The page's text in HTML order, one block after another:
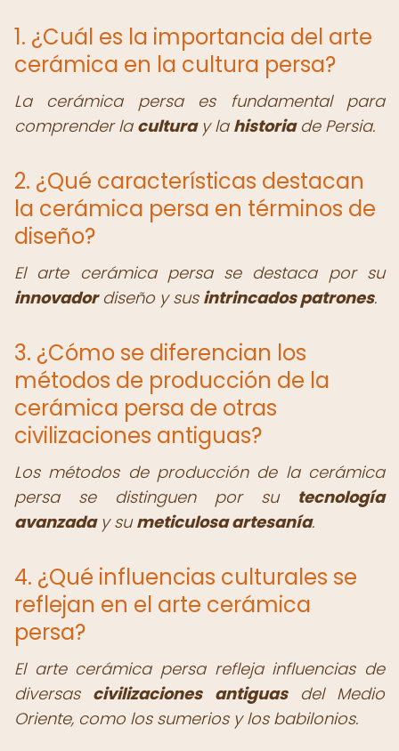
1. ¿Cuál es la importancia del arte
cerámica en la cultura persa?
La cerámica persa es fundamental para
comprender la culturay la historiade Persia.
2. ¿Qué características destacan
la cerámica persa en términos de
diseño?
El arte cerámica persa se destaca por su
innovadordiseño y sus intrincados patrones.
3. ¿Cómo se diferencian los
métodos de producción de la
cerámica persa de otras
civilizaciones antiguas?
Los métodos de producción de la cerámica
persa se distinguen por su tecnología
avanzaday sumeticulosa artesanía.
4. ¿Qué influencias culturales se
reflejan en el arte cerámica
persa?
El arte cerámica persa refleja influencias de
diversas civilizaciones antiguasdel Medio
Oriente, como los sumerios y los babilonios.